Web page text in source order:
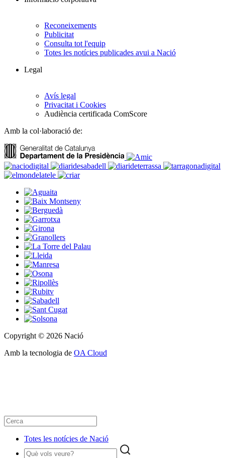
Reconeixements
Publicitat
Consulta tot l'equip
Totes les notícies publicades avui a Nació
Legal
Avís legal
Privacitat i Cookies
Audiència certificada ComScore
Amb la col·laboració de:
Copyright © 2026 Nació
Amb la tecnologia de OA Cloud
Totes les notícies de Nació